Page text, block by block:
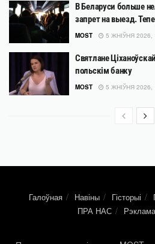
В Беларуси больше
запрет на выезд.
MOST 5 ЖНІЎНЯ 2026,
Святлане
польскім банку
MOST 5 ЖНІЎНЯ 2026,
Галоўная Навіны Гісторыі
ПРА НАС